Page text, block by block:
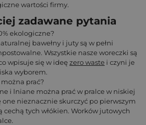
wartości firmy.
zadawane pytania
ekologiczne?
bawełny i juty są w pełni
Wszystkie nasze woreczki są
wpisuje się w ideę zero waste i czyni je
wyborem.
prać?
i lniane można prać w pralce w niskiej
nieznacznie skurczyć po pierwszym
cechą tych włókien. Worków jutowych